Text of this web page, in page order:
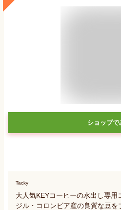
ショップで
Tacky
大人気KEYコーヒーの水出し専用
ジル・コロンビア産の良質な豆